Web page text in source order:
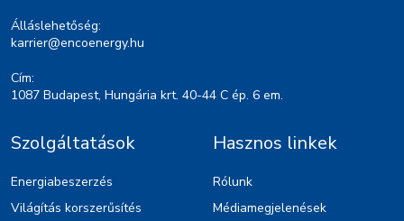
Álláslehetőség:
karrier@encoenergy.hu
Cím:
1087 Budapest, Hungária krt. 40-44 C ép. 6 em.
Szolgáltatások
Energiabeszerzés
Világítás korszerűsítés
Hasznos linkek
Rólunk
Médiamegjelenések